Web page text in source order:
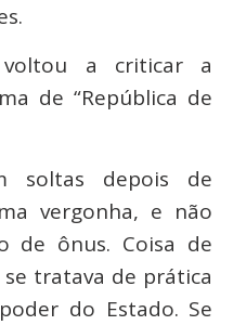
a criticar a
de “República de
soltas depois de
vergonha, e não
de ônus. Coisa de
tratava de prática
do Estado. Se